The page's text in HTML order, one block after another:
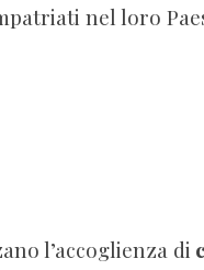
nel loro
l’accoglienza di